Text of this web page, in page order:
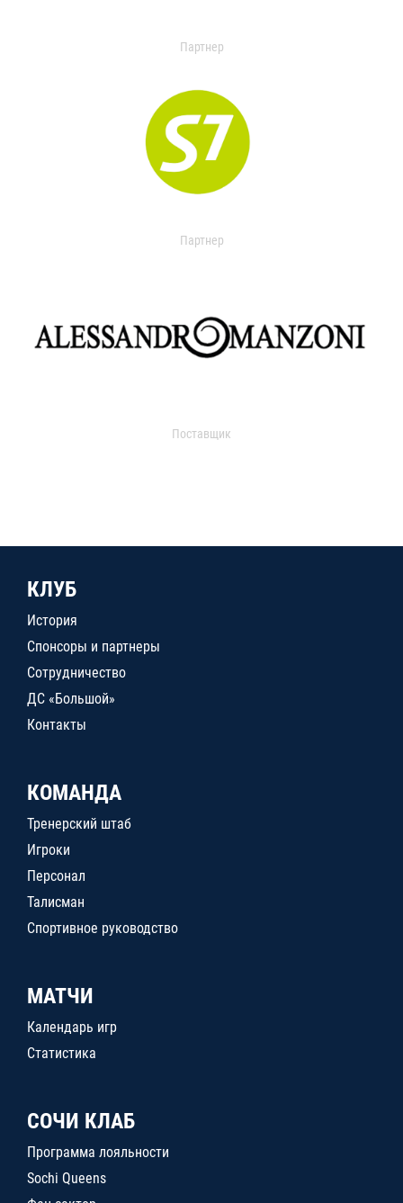
Партнер
Партнер
Поставщик
КЛУБ
История
Спонсоры и партнеры
Сотрудничество
ДС «Большой»
Контакты
КОМАНДА
Тренерский штаб
Игроки
Персонал
Талисман
Спортивное руководство
МАТЧИ
Календарь игр
Статистика
СОЧИ КЛАБ
Программа лояльности
Sochi Queens